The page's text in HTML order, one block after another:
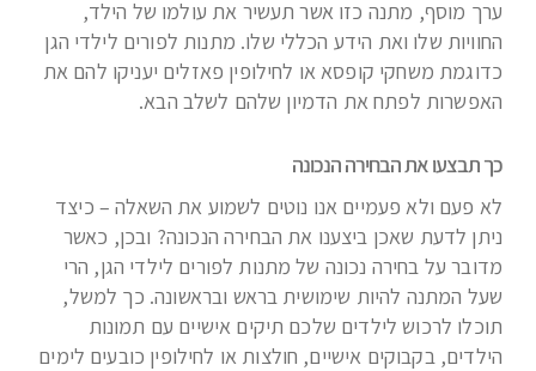
ערך מוסף, מתנה כזו אשר תעשיר את עולמו של הילד,
החוויות שלו ואת הידע הכללי שלו. מתנות לפורים לילדי הגן
כדוגמת משחקי קופסא או לחילופין פאזלים יעניקו להם את
האפשרות לפתח את הדמיון שלהם לשלב הבא.
כך תבצעו את הבחירה הנכונה
לא פעם ולא פעמיים אנו נוטים לשמוע את השאלה – כיצד
ניתן לדעת שאכן ביצענו את הבחירה הנכונה? ובכן, כאשר
מדובר על בחירה נכונה של מתנות לפורים לילדי הגן, הרי
שעל המתנה להיות שימושית בראש ובראשונה. כך למשל,
תוכלו לרכוש לילדים שלכם תיקים אישיים עם תמונות
הילדים, בקבוקים אישיים, חולצות או לחילופין כובעים לימים